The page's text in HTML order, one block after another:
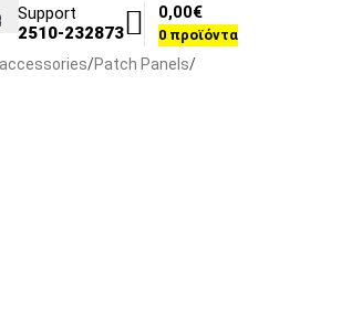
Support
2510-232873
0 προϊόντα
0,00€
Patch Panels